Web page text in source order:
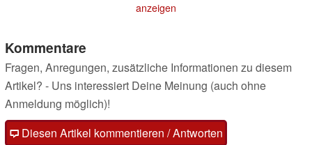
anzeigen
Kommentare
Fragen, Anregungen, zusätzliche Informationen zu diesem
Artikel? - Uns interessiert Deine Meinung (auch ohne
Anmeldung möglich)!
Diesen Artikel kommentieren / Antworten